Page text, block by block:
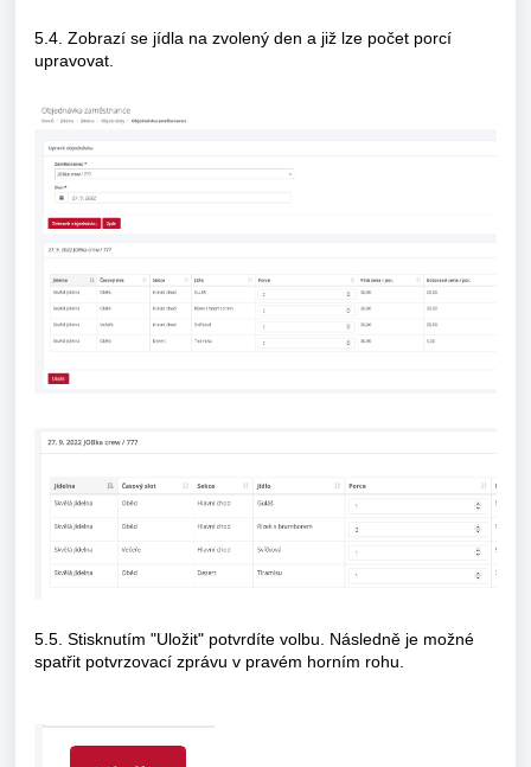
5.4. Zobrazí se jídla na zvolený den a již lze počet porcí
upravovat.
5.5. Stisknutím "Uložit" potvrdíte volbu. Následně je možné
spatřit potvrzovací zprávu v pravém horním rohu.